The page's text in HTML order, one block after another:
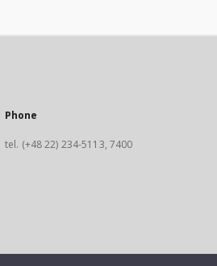
Phone
tel. (+48 22) 234-5113, 7400